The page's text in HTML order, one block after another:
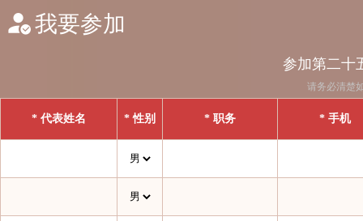
嘉悦物产集团有限公司
江苏柏跃供应链管理有限公司
江苏汇恩贸易有限公司
我要参加
参加第二十
请务必清楚
* 代表姓名 * 性别 * 职务 * 手机